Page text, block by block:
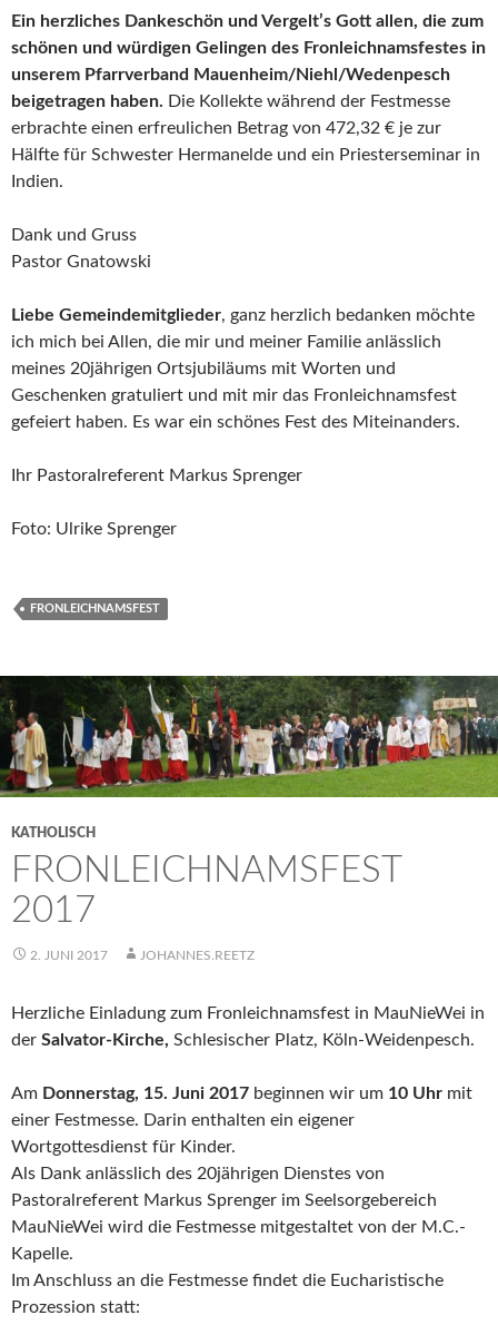
Ein herzliches Dankeschön und Vergelt’s Gott allen, die zum
schönen und würdigen Gelingen des Fronleichnamsfestes in
unserem Pfarrverband Mauenheim/Niehl/Wedenpesch
beigetragen haben. Die Kollekte während der Festmesse
erbrachte einen erfreulichen Betrag von 472,32 € je zur
Hälfte für Schwester Hermanelde und ein Priesterseminar in
Indien.
Dank und Gruss
Pastor Gnatowski
Liebe Gemeindemitglieder, ganz herzlich bedanken möchte
ich mich bei Allen, die mir und meiner Familie anlässlich
meines 20jährigen Ortsjubiläums mit Worten und
Geschenken gratuliert und mit mir das Fronleichnamsfest
gefeiert haben. Es war ein schönes Fest des Miteinanders.
Ihr Pastoralreferent Markus Sprenger
Foto: Ulrike Sprenger
FRONLEICHNAMSFEST
KATHOLISCH
FRONLEICHNAMSFEST
2017
2. JUNI 2017 JOHANNES.REETZ
Herzliche Einladung zum Fronleichnamsfest in MauNieWei in
der Salvator-Kirche, Schlesischer Platz, Köln-Weidenpesch.
Am Donnerstag, 15. Juni 2017 beginnen wir um 10 Uhr mit
einer Festmesse. Darin enthalten ein eigener
Wortgottesdienst für Kinder.
Als Dank anlässlich des 20jährigen Dienstes von
Pastoralreferent Markus Sprenger im Seelsorgebereich
MauNieWei wird die Festmesse mitgestaltet von der M.C.-
Kapelle.
Im Anschluss an die Festmesse findet die Eucharistische
Prozession statt: